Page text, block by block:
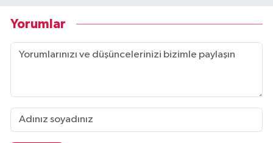
Yorumlar